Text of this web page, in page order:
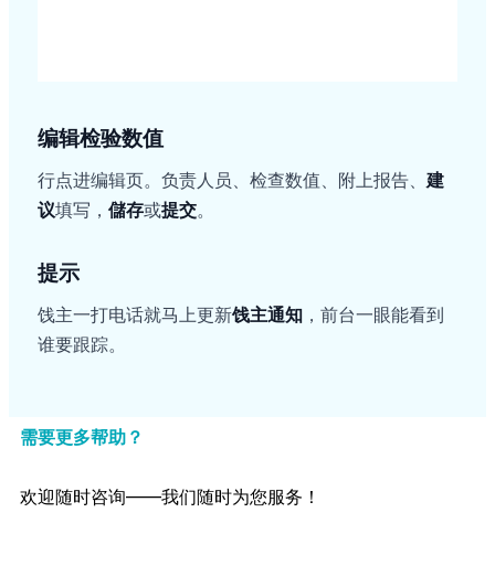
编辑检验数值
行点进编辑页。负责人员、检查数值、附上报告、 建
议填写， 儲存或提交。
提示
饯主一打电话就马上更新饯主通知 ，前台一眼能看到
谁要跟踪。
需要更多帮助？
欢迎随时咨询——我们随时为您服务！